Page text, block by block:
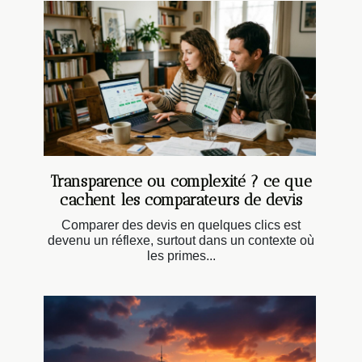
Transparence ou complexité ? ce que
cachent les comparateurs de devis
Comparer des devis en quelques clics est
devenu un réflexe, surtout dans un contexte où
les primes...